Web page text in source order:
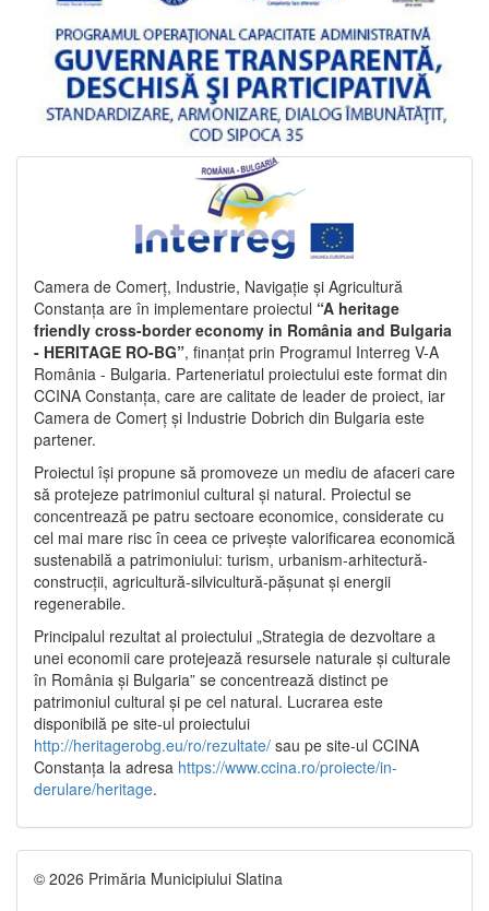
Camera de Comerț, Industrie, Navigație și Agricultură
Constanța are în implementare proiectul “A heritage
friendly cross-border economy in România and Bulgaria
- HERITAGE RO-BG”, finanțat prin Programul Interreg V-A
România - Bulgaria. Parteneriatul proiectului este format din
CCINA Constanța, care are calitate de leader de proiect, iar
Camera de Comerț și Industrie Dobrich din Bulgaria este
partener.
Proiectul își propune să promoveze un mediu de afaceri care
să protejeze patrimoniul cultural și natural. Proiectul se
concentrează pe patru sectoare economice, considerate cu
cel mai mare risc în ceea ce privește valorificarea economică
sustenabilă a patrimoniului: turism, urbanism-arhitectură-
construcții, agricultură-silvicultură-pășunat și energii
regenerabile.
Principalul rezultat al proiectului „Strategia de dezvoltare a
unei economii care protejează resursele naturale și culturale
în România și Bulgaria” se concentrează distinct pe
patrimoniul cultural și pe cel natural. Lucrarea este
disponibilă pe site-ul proiectului
http://heritagerobg.eu/ro/rezultate/ sau pe site-ul CCINA
Constanța la adresa https://www.ccina.ro/proiecte/in-
derulare/heritage.
© 2026 Primăria Municipiului Slatina